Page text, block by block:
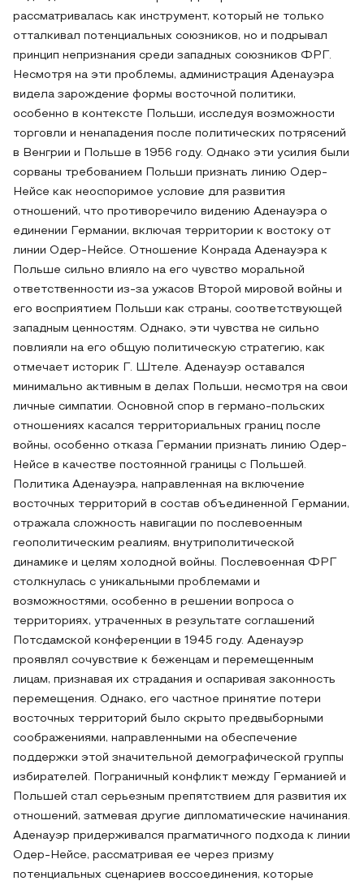
рассматривалась как инструмент, который не только
отталкивал потенциальных союзников, но и подрывал
принцип непризнания среди западных союзников ФРГ.
Несмотря на эти проблемы, администрация Аденауэра
видела зарождение формы восточной политики,
особенно в контексте Польши, исследуя возможности
торговли и ненападения после политических потрясений
в Венгрии и Польше в 1956 году. Однако эти усилия были
сорваны требованием Польши признать линию Одер-
Нейсе как неоспоримое условие для развития
отношений, что противоречило видению Аденауэра о
единении Германии, включая территории к востоку от
линии Одер-Нейсе. Отношение Конрада Аденауэра к
Польше сильно влияло на его чувство моральной
ответственности из-за ужасов Второй мировой войны и
его восприятием Польши как страны, соответствующей
западным ценностям. Однако, эти чувства не сильно
повлияли на его общую политическую стратегию, как
отмечает историк Г. Штеле. Аденауэр оставался
минимально активным в делах Польши, несмотря на свои
личные симпатии. Основной спор в германо-польских
отношениях касался территориальных границ после
войны, особенно отказа Германии признать линию Одер-
Нейсе в качестве постоянной границы с Польшей.
Политика Аденауэра, направленная на включение
восточных территорий в состав объединенной Германии,
отражала сложность навигации по послевоенным
геополитическим реалиям, внутриполитической
динамике и целям холодной войны. Послевоенная ФРГ
столкнулась с уникальными проблемами и
возможностями, особенно в решении вопроса о
территориях, утраченных в результате соглашений
Потсдамской конференции в 1945 году. Аденауэр
проявлял сочувствие к беженцам и перемещенным
лицам, признавая их страдания и оспаривая законность
перемещения. Однако, его частное принятие потери
восточных территорий было скрыто предвыборными
соображениями, направленными на обеспечение
поддержки этой значительной демографической группы
избирателей. Пограничный конфликт между Германией и
Польшей стал серьезным препятствием для развития их
отношений, затмевая другие дипломатические начинания.
Аденауэр придерживался прагматичного подхода к линии
Одер-Нейсе, рассматривая ее через призму
потенциальных сценариев воссоединения, которые